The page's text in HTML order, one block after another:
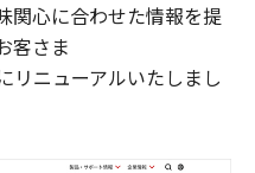
関心に合わせた情報を提
客さま
リニューアルいたしまし